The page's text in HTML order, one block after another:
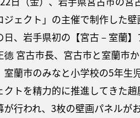
ジェクト」の主催で制作した
日、岩手県初の【宮古－室蘭
德 宮古市長、宮古市と室蘭市
室蘭市のみなと小学校の5年生
クトを精力的に推進してきた
が行われ、3枚の壁画パネルが